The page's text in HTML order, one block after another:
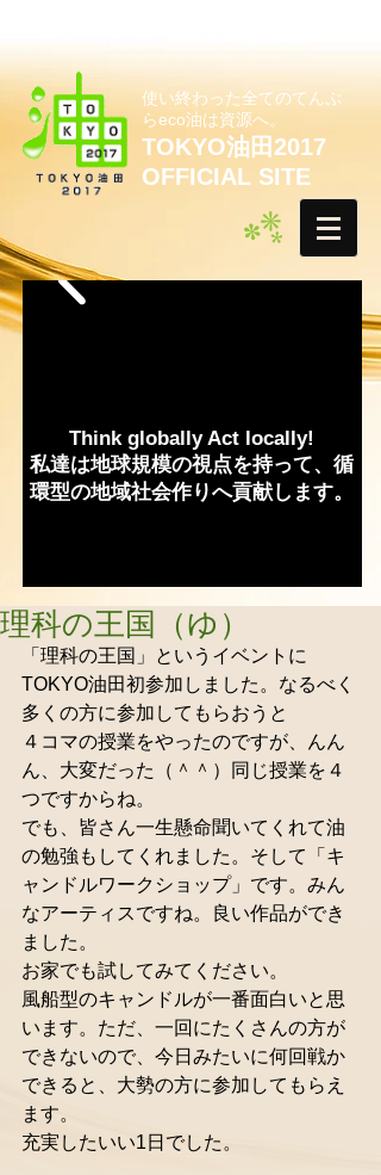
使い終わった全てのてんぷ
らeco油は資源へ。
TOKYO油田2017
OFFICIAL SITE
Think globally Act locally!
私達は地球規模の視点を持って、循
環型の地域社会作りへ貢献します。
理科の王国（ゆ）
「理科の王国」というイベントに
TOKYO油田初参加しました。なるべく
多くの方に参加してもらおうと
４コマの授業をやったのですが、んん
ん、大変だった（＾＾）同じ授業を４
つですからね。
でも、皆さん一生懸命聞いてくれて油
の勉強もしてくれました。そして「キ
ャンドルワークショップ」です。みん
なアーティスですね。良い作品ができ
ました。
お家でも試してみてください。
風船型のキャンドルが一番面白いと思
います。ただ、一回にたくさんの方が
できないので、今日みたいに何回戦か
できると、大勢の方に参加してもらえ
ます。
充実したいい1日でした。